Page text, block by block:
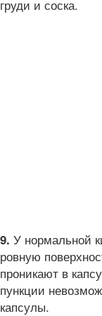
груди и соска.
9. У нормальной
ровную
проникают в
пункции
капсулы.